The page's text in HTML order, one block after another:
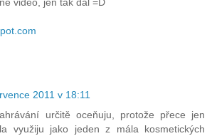
2011 v 18:11
určitě oceňuju, protože přece jen
využiju jako jeden z mála kosmetických